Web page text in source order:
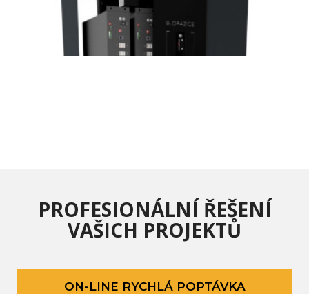
PROFESIONÁLNÍ ŘEŠENÍ
VAŠICH PROJEKTŮ
ON-LINE RYCHLÁ POPTÁVKA